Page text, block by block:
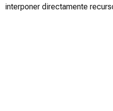
interponer directamente